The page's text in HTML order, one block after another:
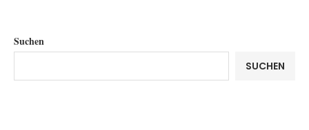
Suchen
SUCHEN